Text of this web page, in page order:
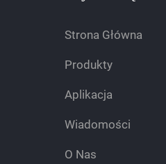
Strona Główna
Produkty
Aplikacja
Wiadomości
O Nas